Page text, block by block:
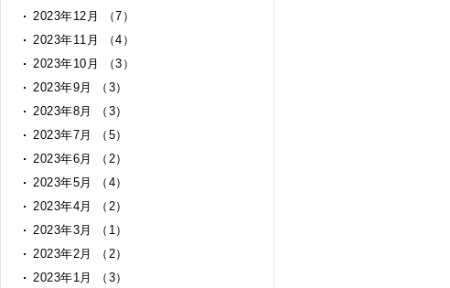
2023年12月 （7）
2023年11月 （4）
2023年10月 （3）
2023年9月 （3）
2023年8月 （3）
2023年7月 （5）
2023年6月 （2）
2023年5月 （4）
2023年4月 （2）
2023年3月 （1）
2023年2月 （2）
2023年1月 （3）